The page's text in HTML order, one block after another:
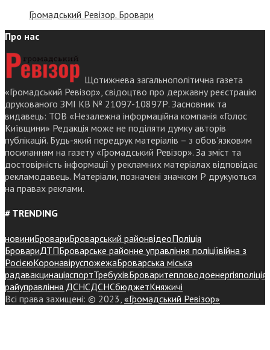
Громадський Ревізор. Бровари
Про нас
Щотижнева загальнополітична газета
«Громадський Ревізор», свідоцтво про державну реєстрацію
друкованого ЗМІ КВ № 21097-10897Р. Засновник та
видавець: ТОВ «Незалежна інформаційна компанія «Голос
Київщини» Редакція може не поділяти думку авторів
публікацій. Будь-який передрук матеріалів – з обов’язковим
посиланням на газету «Громадський Ревізор». За зміст та
достовірність інформації у рекламних матеріалах відповідає
рекламодавець. Матеріали, позначені значком Р друкуються
на правах реклами.
# TRENDING
новиниБровариБроварський районвідеоПоліція
БровариДТПБроварське районне управління поліціївійна з
РосієюКоронавіруспожежаБроварська міська
радавакцинаціяспортТребухівБроваритепловодоенергіяполіція
райуправління ДСНСДСНСбюджетКняжичі
Всі права захищені: © 2023, «Громадський Ревізор»